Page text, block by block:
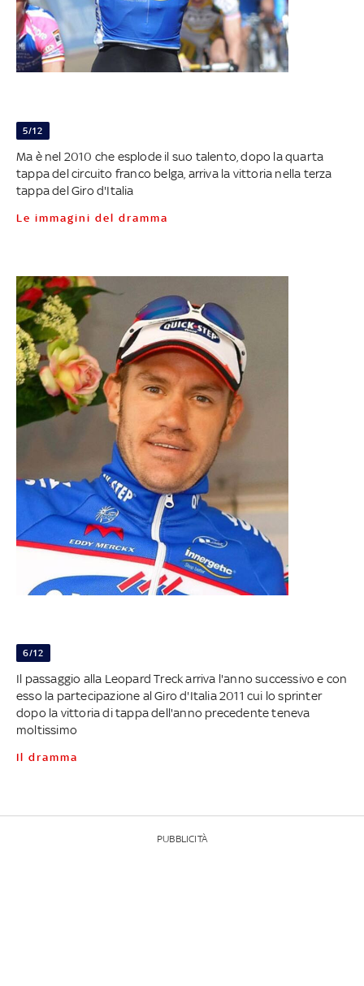
5/12
Ma è nel 2010 che esplode il suo talento, dopo la quarta
tappa del circuito franco belga, arriva la vittoria nella terza
tappa del Giro d'Italia
Le immagini del dramma
6/12
Il passaggio alla Leopard Treck arriva l'anno successivo e con
esso la partecipazione al Giro d'Italia 2011 cui lo sprinter
dopo la vittoria di tappa dell'anno precedente teneva
moltissimo
Il dramma
PUBBLICITÀ